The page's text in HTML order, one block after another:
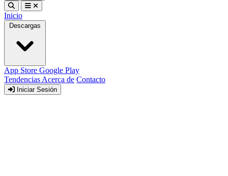
Inicio
Descargas
App Store Google Play
Tendencias Acerca de Contacto
Iniciar Sesión